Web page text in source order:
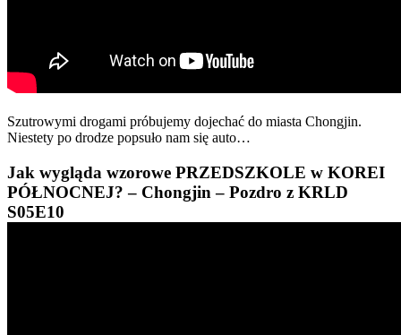
Szutrowymi drogami próbujemy dojechać do miasta Chongjin.
Niestety po drodze popsuło nam się auto…
Jak wygląda wzorowe PRZEDSZKOLE w KOREI
PÓŁNOCNEJ? – Chongjin – Pozdro z KRLD
S05E10